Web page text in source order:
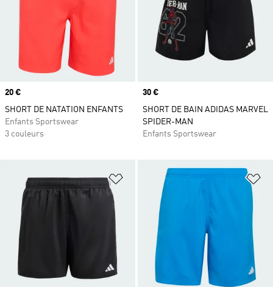
Prix
20 €
SHORT DE NATATION ENFANTS
Enfants Sportswear
3 couleurs
Prix
30 €
SHORT DE BAIN ADIDAS MARVEL
SPIDER-MAN
Enfants Sportswear
Ajouter à la Liste de produits